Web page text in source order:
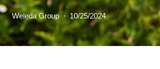
Weleda Group · 10/25/2024